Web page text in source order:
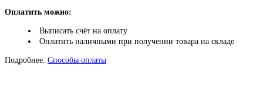
Оплатить можно:
Выписать счёт на оплату
Оплатить наличными при получении товара на складе
Подробнее: Способы оплаты